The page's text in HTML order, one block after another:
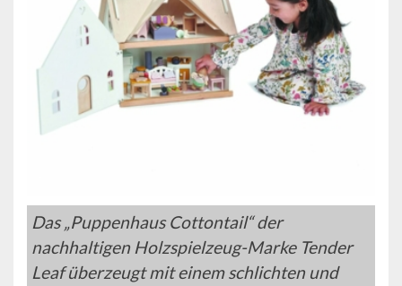
Das „Puppenhaus Cottontail“ der
nachhaltigen Holzspielzeug-Marke Tender
Leaf überzeugt mit einem schlichten und